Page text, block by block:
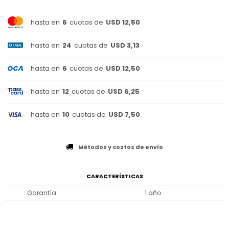
hasta en 6 cuotas de USD 12,50
hasta en 24 cuotas de USD 3,13
hasta en 6 cuotas de USD 12,50
hasta en 12 cuotas de USD 6,25
hasta en 10 cuotas de USD 7,50
Métodos y costos de envío
CARACTERÍSTICAS
Garantía 1 año